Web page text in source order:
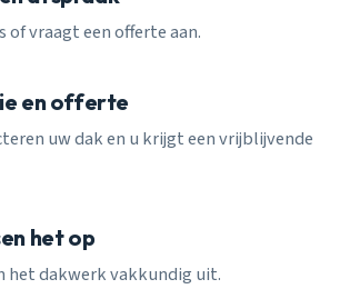
of vraagt een offerte aan.
en offerte
uw dak en u krijgt een vrijblijvende
het op
het dakwerk vakkundig uit.